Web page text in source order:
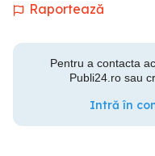
Raportează
Pentru a contacta
Publi24.ro sau
Intră în